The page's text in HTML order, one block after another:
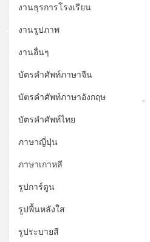
งานธุรการโรงเรียน
งานรูปภาพ
งานอื่นๆ
บัตรคำศัพท์ภาษาจีน
บัตรคำศัพท์ภาษาอังกฤษ
บัตรคำศัพท์ไทย
ภาษาญี่ปุ่น
ภาษาเกาหลี
รูปการ์ตูน
รูปพื้นหลังใส
รูประบายสี